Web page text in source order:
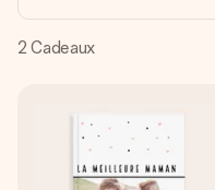
Créez quelque chose
son prénom, votre
Sans complications,
2 Cadeaux